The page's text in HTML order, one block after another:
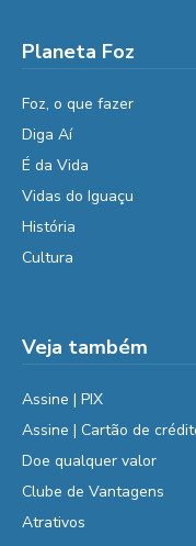
Planeta Foz
Foz, o que fazer
Diga Aí
É da Vida
Vidas do Iguaçu
História
Cultura
Veja também
Assine | PIX
Assine | Cartão de
Doe qualquer valor
Clube de Vantagens
Atrativos